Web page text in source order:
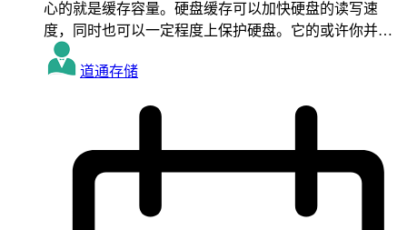
心的就是缓存容量。硬盘缓存可以加快硬盘的读写速
度，同时也可以一定程度上保护硬盘。它的或许你并…
道通存储